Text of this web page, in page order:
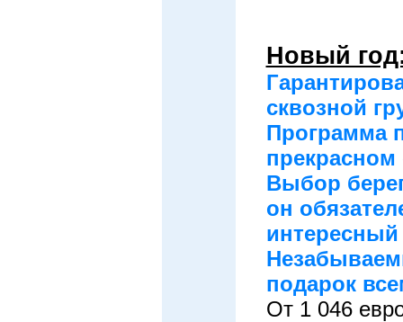
Новый
сквозной
Программа
прекрасном
Выбор
он
интересный
подарок
От 1 046